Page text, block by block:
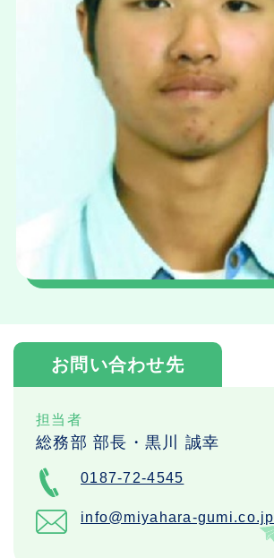
お問い合わせ先
担当者
総務部 部長・黒川 誠幸
0187-72-4545
info@miyahara-gumi.co.jp